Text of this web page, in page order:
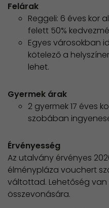
Felárak
Reggeli: 6 éves kor
felett 50%
Egyes városokban
kötelező a
lehet.
Gyermek árak
2 gyermek 17 éves
szobában
Érvényesség
Az utalvány érvényes
élménypláza vouchert
váltottad. Lehetőség
összevonására.